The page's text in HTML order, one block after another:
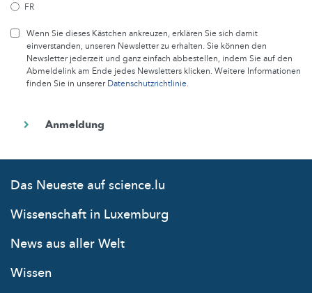
FR
Wenn Sie dieses Kästchen ankreuzen, erklären Sie sich damit
einverstanden, unseren Newsletter zu erhalten. Sie können den
Newsletter jederzeit und ganz einfach abbestellen, indem Sie auf den
Abmeldelink am Ende jedes Newsletters klicken. Weitere Informationen
finden Sie in unsererDatenschutzrichtlinie.
Das Neueste auf science.lu
Wissenschaft in Luxemburg
News aus aller Welt
Wissen